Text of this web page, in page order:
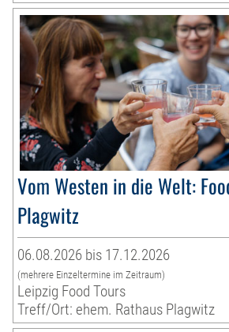
Vom Westen in die Welt:
Plagwitz
06.08.2026 bis 17.12.2026
(mehrere Einzeltermine im Zeitraum)
Leipzig Food Tours
Treff/Ort: ehem. Rathaus Plagwitz